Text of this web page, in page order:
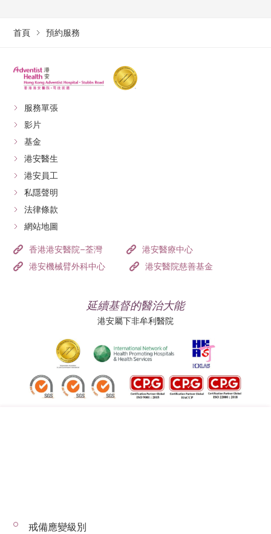
首頁 預約服務
服務單張
影片
基金
港安醫生
港安員工
私隱聲明
法律條款
網站地圖
香港港安醫院–荃灣
港安醫療中心
港安機械臂外科中心
港安醫院慈善基金
延續基督的醫治大能
港安屬下非牟利醫院
戒備應變級別